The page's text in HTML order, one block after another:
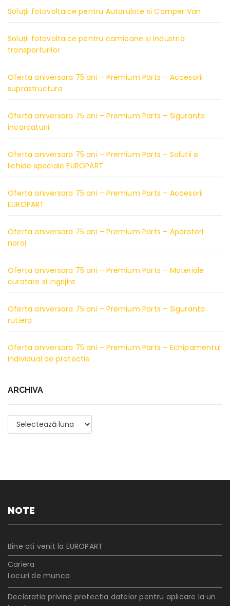
Soluții fotovoltaice pentru Autorulote si Camper Van
Soluții fotovoltaice pentru camioane și industria
transporturilor
Oferta aniversara 75 ani – Premium Parts – Accesorii
suprastructura
Oferta aniversara 75 ani – Premium Parts – Siguranta
incarcaturii
Oferta aniversara 75 ani – Premium Parts – Solutii si
lichide speciale EUROPART
Oferta aniversara 75 ani – Premium Parts – Accesorii
EUROPART
Oferta aniversara 75 ani – Premium Parts – Aparatori
noroi
Oferta aniversara 75 ani – Premium Parts – Materiale
curatare si ingrijire
Oferta aniversara 75 ani – Premium Parts – Siguranta
rutiera
Oferta aniversara 75 ani – Premium Parts – Echipamentul
individual de protectie
ARCHIVA
Archiva
NOTE
Bine ati venit la EUROPART
Cariera
Locuri de munca
Declaratia privind protectia datelor pentru aplicare la un